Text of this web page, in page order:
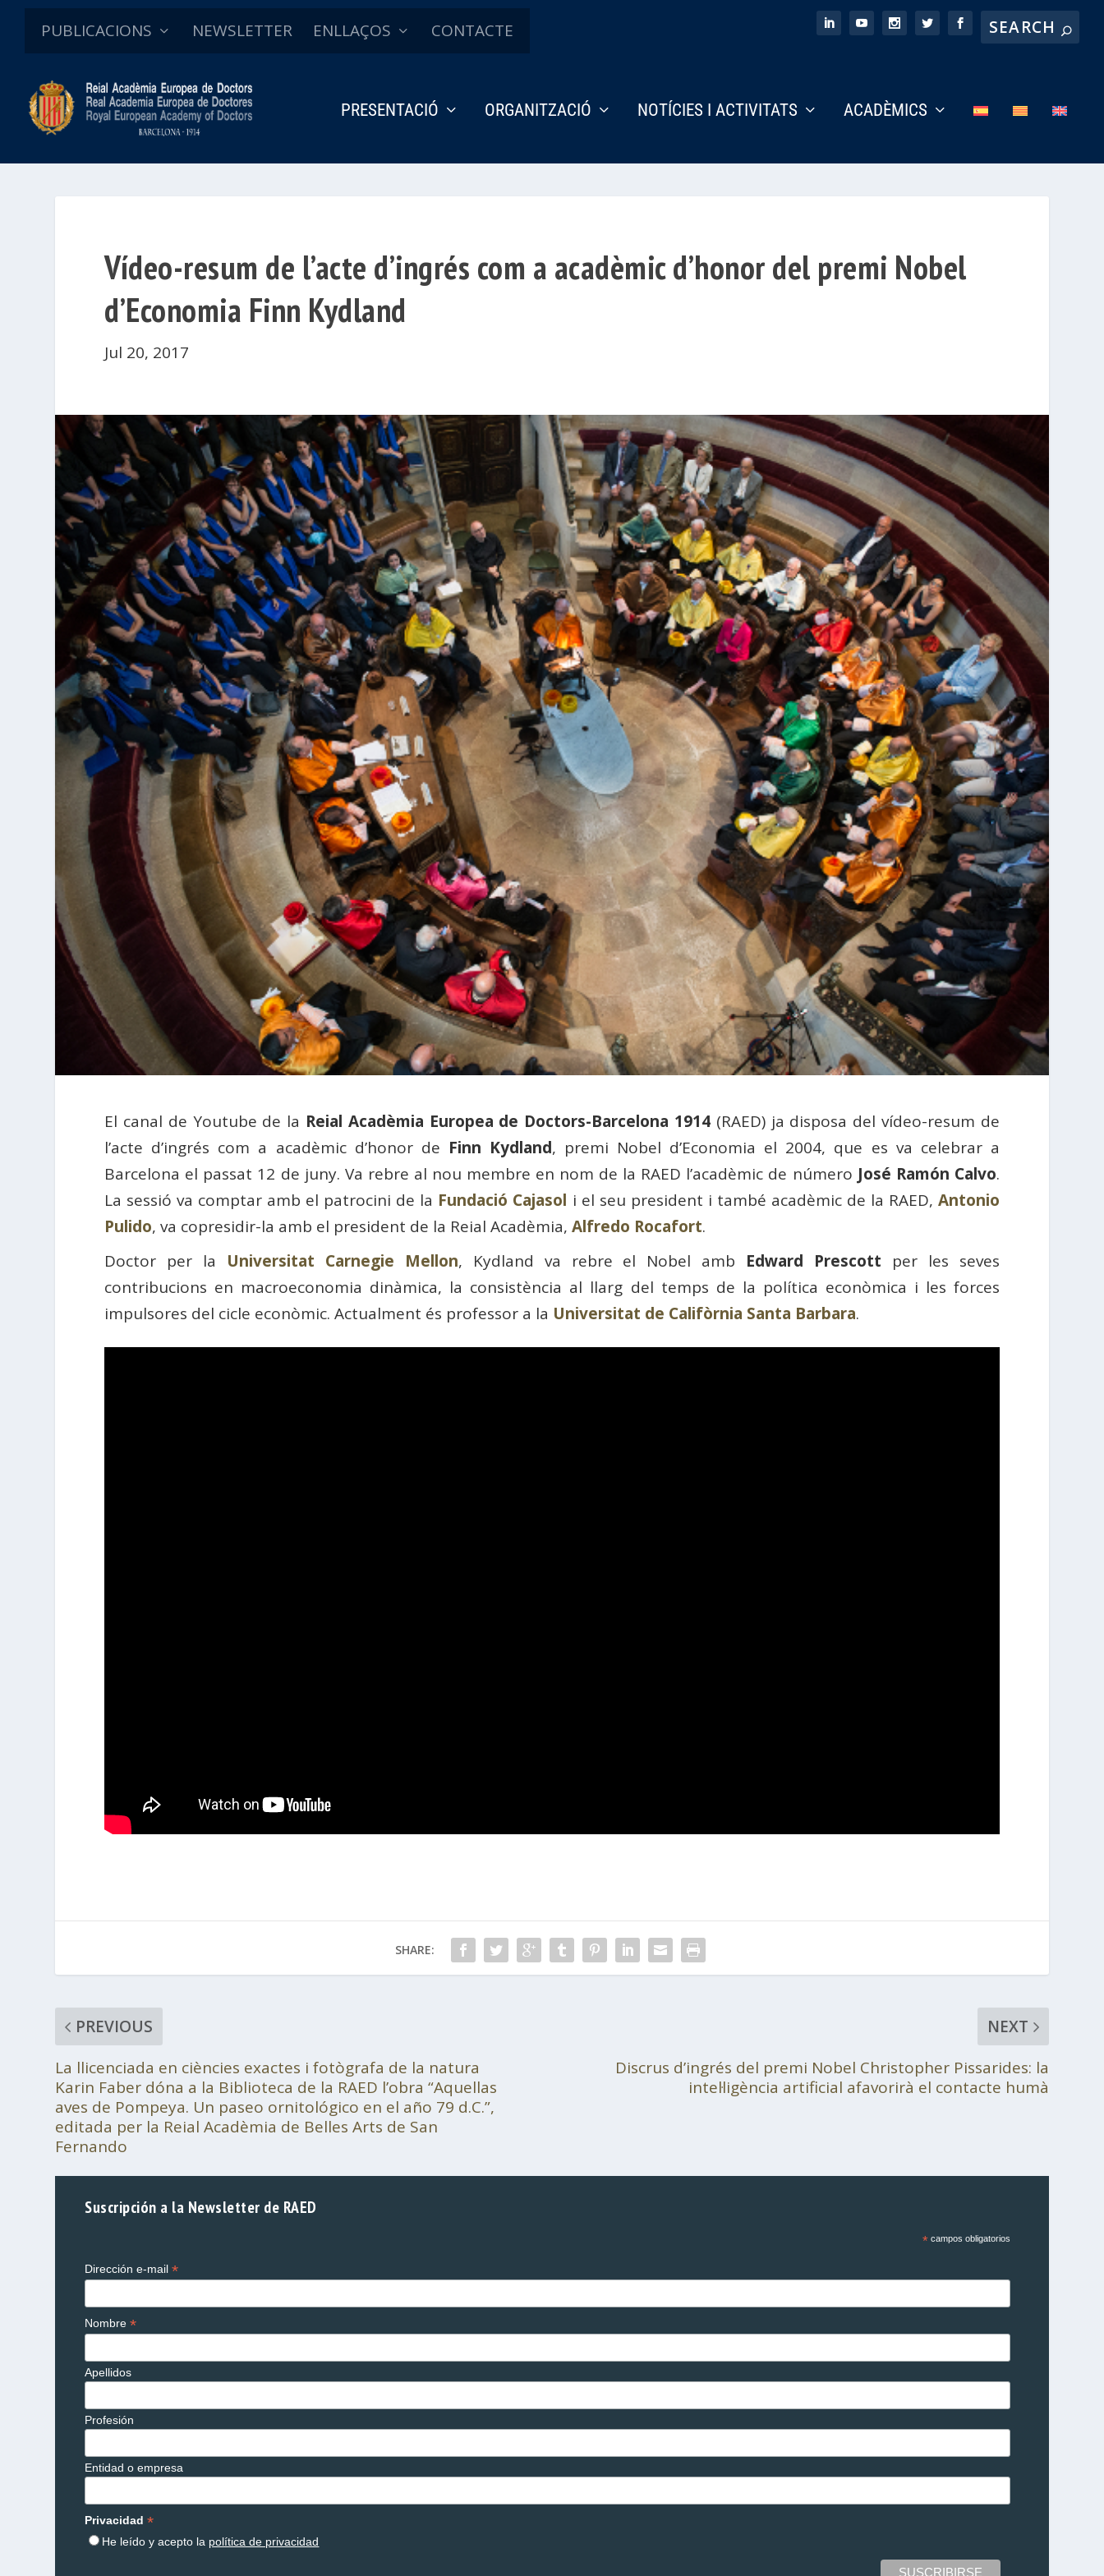
PUBLICACIONS NEWSLETTER ENLLAÇOS CONTACTE
PRESENTACIÓ ORGANITZACIÓ NOTÍCIES I ACTIVITATS ACADÈMICS
Vídeo-resum de l’acte d’ingrés com a acadèmic d’honor del premi Nobel
d’Economia Finn Kydland
Jul 20, 2017
El canal de Youtube de la Reial Acadèmia Europea de Doctors-Barcelona 1914 (RAED) ja disposa del vídeo-resum de
l’acte d’ingrés com a acadèmic d’honor de Finn Kydland, premi Nobel d’Economia el 2004, que es va celebrar a
Barcelona el passat 12 de juny. Va rebre al nou membre en nom de la RAED l’acadèmic de número José Ramón Calvo.
La sessió va comptar amb el patrocini de la Fundació Cajasol i el seu president i també acadèmic de la RAED, Antonio
Pulido, va copresidir-la amb el president de la Reial Acadèmia,Alfredo Rocafort.
Doctor per la Universitat Carnegie Mellon, Kydland va rebre el Nobel amb Edward Prescott per les seves
contribucions en macroeconomia dinàmica, la consistència al llarg del temps de la política econòmica i les forces
impulsores del cicle econòmic. Actualment és professor a la Universitat de Califòrnia Santa Barbara.
SHARE:
PREVIOUS
La llicenciada en ciències exactes i fotògrafa de la natura
Karin Faber dóna a la Biblioteca de la RAED l’obra “Aquellas
aves de Pompeya. Un paseo ornitológico en el año 79 d.C.”,
editada per la Reial Acadèmia de Belles Arts de San
Fernando
NEXT
Discrus d’ingrés del premi Nobel Christopher Pissarides: la
intel·ligència artificial afavorirà el contacte humà
Suscripción a la Newsletter de RAED
*campos obligatorios
Dirección e-mail*
Nombre*
Apellidos
Profesión
Entidad o empresa
Privacidad*
He leído y acepto la política de privacidad